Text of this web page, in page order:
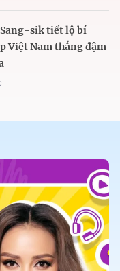
sik tiết lộ bí
Việt Nam thắng đậm